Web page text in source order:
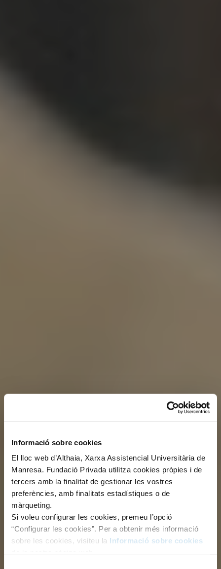
Informació sobre cookies
El lloc web d’Althaia, Xarxa Assistencial Universitària de
Manresa. Fundació Privada utilitza cookies pròpies i de
tercers amb la finalitat de gestionar les vostres
preferències, amb finalitats estadístiques o de
màrqueting.
Si voleu configurar les cookies, premeu l’opció
“Configurar les cookies”. Per a obtenir més informació
sobre les cookies, visiteu la Informació sobre cookies